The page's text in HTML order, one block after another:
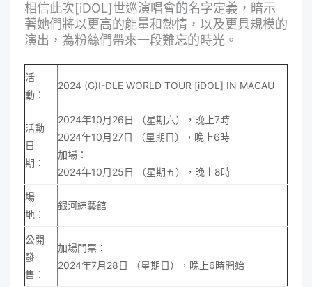
相信此次[iDOL]世巡演唱會的名字定義，暗示
著她們將以更高的能量和熱情，以及更具規模的
演出，為粉絲們帶來一段難忘的時光。
活
動：
2024 (G)I-DLE WORLD TOUR [iDOL] IN MACAU
活動
日
期：
2024年10月26日 （星期六），晚上7時
2024年10月27日 （星期日），晚上6時
加場：
2024年10月25日 （星期五），晚上8時
場
地：
銀河綜藝館
公開
發
售：
加場門票：
2024年7月28日 （星期日），晚上6時開始